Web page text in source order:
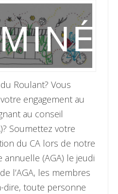
Roulant? Vous
engagement au
au conseil
Soumettez votre
du CA lors de notre
annuelle (AGA) le jeudi
l’AGA, les membres
dire, toute personne